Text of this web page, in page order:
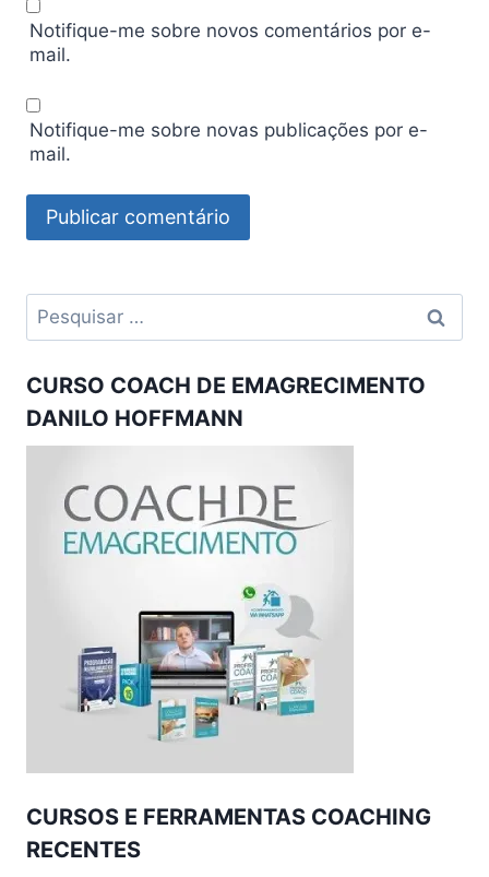
Notifique-me sobre novos comentários por e-
mail.
Notifique-me sobre novas publicações por e-
mail.
Pesquisar
por:
CURSO COACH DE EMAGRECIMENTO
DANILO HOFFMANN
CURSOS E FERRAMENTAS COACHING
RECENTES